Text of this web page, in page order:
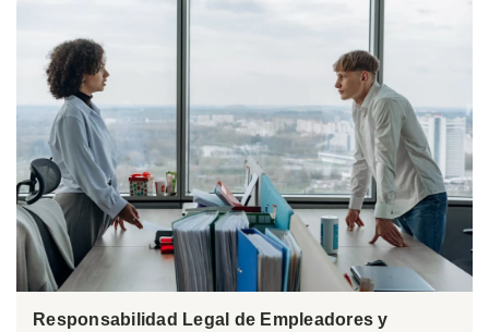
Responsabilidad Legal de Empleadores y